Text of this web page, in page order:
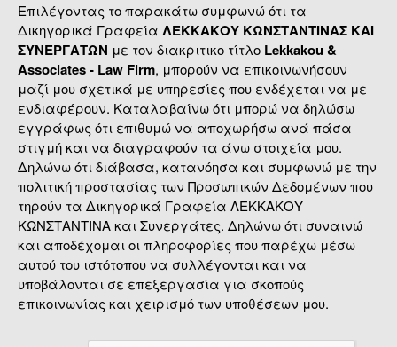
Επιλέγοντας το παρακάτω συμφωνώ ότι τα
Δικηγορικά Γραφεία ΛΕΚΚΑΚΟΥ ΚΩΝΣΤΑΝΤΙΝΑΣ ΚΑΙ
ΣΥΝΕΡΓΑΤΩΝ με τον διακριτικο τίτλο Lekkakou &
Associates - Law Firm, μπορούν να επικοινωνήσουν
μαζί μου σχετικά με υπηρεσίες που ενδέχεται να με
ενδιαφέρουν. Καταλαβαίνω ότι μπορώ να δηλώσω
εγγράφως ότι επιθυμώ να αποχωρήσω ανά πάσα
στιγμή και να διαγραφούν τα άνω στοιχεία μου.
Δηλώνω ότι διάβασα, κατανόησα και συμφωνώ με την
πολιτική προστασίας των Προσωπικών Δεδομένων που
τηρούν τα Δικηγορικά Γραφεία ΛΕΚΚΑΚΟΥ
ΚΩΝΣΤΑΝΤΙΝΑ και Συνεργάτες. Δηλώνω ότι συναινώ
και αποδέχομαι οι πληροφορίες που παρέχω μέσω
αυτού του ιστότοπου να συλλέγονται και να
υποβάλονται σε επεξεργασία για σκοπούς
επικοινωνίας και χειρισμό των υποθέσεων μου.